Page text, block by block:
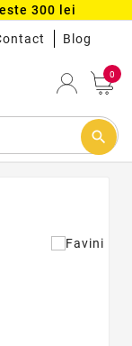
300 lei
Blog
0
search